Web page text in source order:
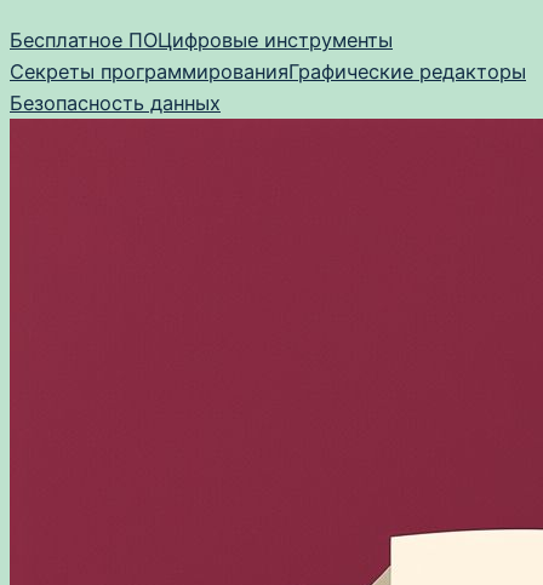
к
содержимому
Бесплатное ПОЦифровые инструменты
Секреты программированияГрафические редакторы
Безопасность данных